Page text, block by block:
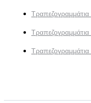
Τραπεζογραμμάτια
Τραπεζογραμμάτια